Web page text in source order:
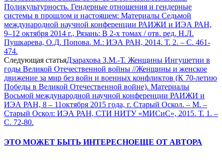
Поликультурность. Гендерные отношения и гендерные
системы в прошлом и настоящем: Материалы Седьмой
международной научной конференции РАИЖИ и ИЭА РАН,
9–12 октября 2014 г., Рязань: В 2-х томах / отв. ред. Н.Л.
Пушкарева, О.Д. Попова. М.: ИЭА РАН, 2014. Т. 2. – С. 461-
474.
Следующая статьяДзарахова З.М.-Т. Женщины Ингушетии в
годы Великой Отечественной войны //Женщины и женское
движение за мир без войн и военных конфликтов (К 70-летию
Победы в Великой Отечественной войне). Материалы
Восьмой международной научной конференции РАИЖИ и
ИЭА РАН, 8 – 11октября 2015 года, г. Старый Оскол. – М. –
Старый Оскол: ИЭА РАН, СТИ НИТУ «МИСиС», 2015. Т. 1. –
С. 72-80.
ЭТО МОЖЕТ БЫТЬ ИНТЕРЕСНОЕЩЕ ОТ АВТОРА